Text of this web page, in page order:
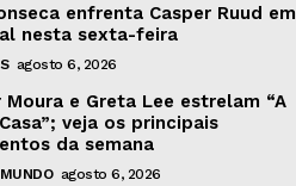
enfrenta Casper Ruud em
nesta sexta-feira
agosto 6, 2026
Moura e Greta Lee estrelam “A
veja os principais
da semana
agosto 6, 2026